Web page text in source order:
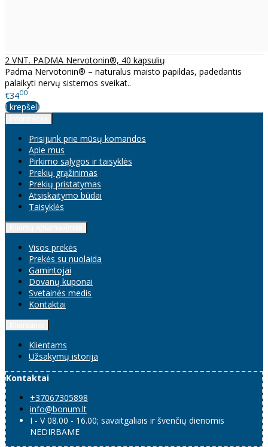
2 VNT. PADMA Nervotonin®, 40 kapsulių
Padma Nervotonin® – naturalus maisto papildas, padedantis
palaikyti nervų sistemos sveikat..
€3400
Į krepšelį
Prisijunk prie mūsų komandos
Apie mus
Pirkimo sąlygos ir taisyklės
Prekių grąžinimas
Prekių pristatymas
Atsiskaitymo būdai
Taisyklės
Visos prekės
Prekės su nuolaida
Gamintojai
Dovanų kuponai
Svetainės medis
Kontaktai
Klientams
Užsakymų istorija
Kontaktai
+37067305898
info@bonum.lt
I - V 08.00 - 16.00; savaitgaliais ir švenčių dienomis
NEDIRBAME